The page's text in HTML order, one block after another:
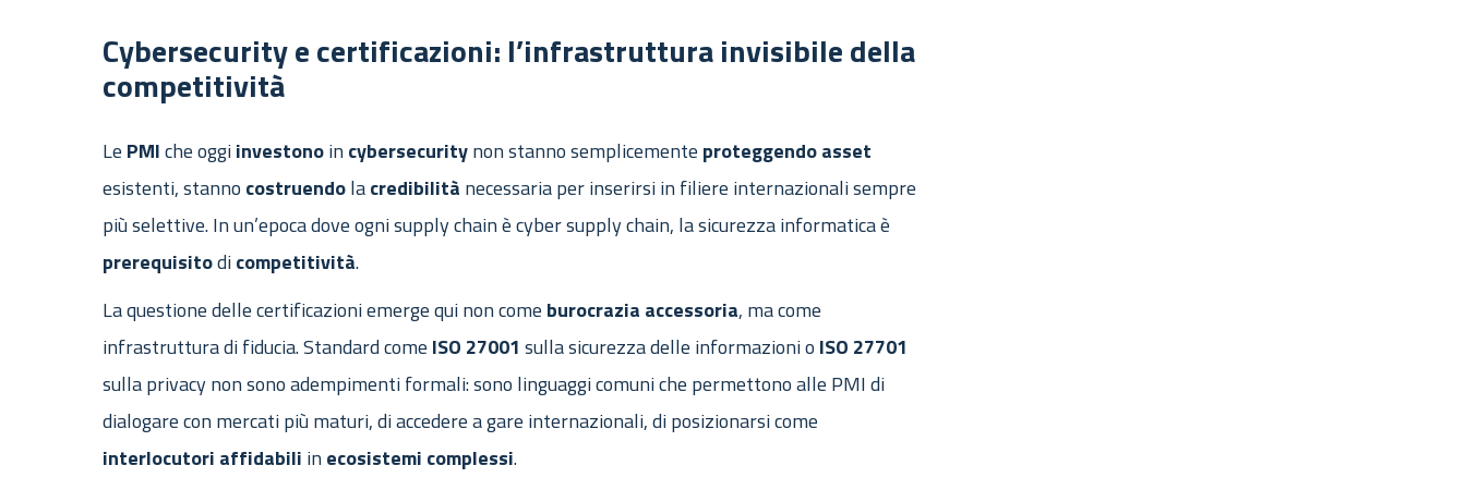
Cybersecurity e certificazioni: l’infrastruttura invisibile della
competitività
Le PMIche oggiinvestonoin cybersecuritynon stanno semplicemente proteggendoasset
esistenti, stanno costruendolacredibilità necessaria per inserirsi in filiere internazionali sempre
più selettive. In un’epoca dove ogni supply chain è cyber supply chain, la sicurezza informatica è
prerequisitodicompetitività.
La questione delle certificazioni emerge qui non come burocrazia accessoria, ma come
infrastruttura di fiducia. Standard come ISO 27001 sulla sicurezza delle informazioni o ISO 27701
sulla privacy non sono adempimenti formali: sono linguaggi comuni che permettono alle PMI di
dialogare con mercati più maturi, di accedere a gare internazionali, di posizionarsi come
interlocutori affidabili in ecosistemi complessi.